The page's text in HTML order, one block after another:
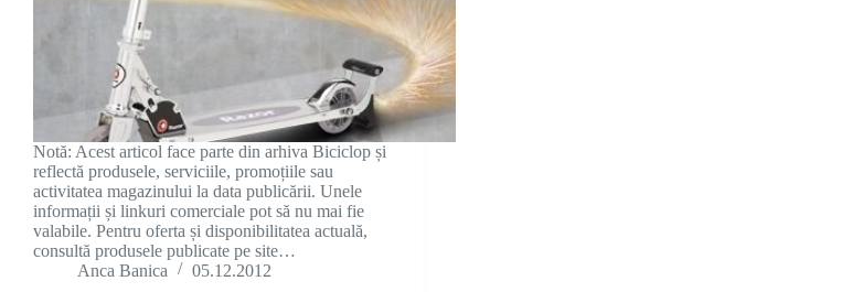
Notă: Acest articol face parte din arhiva Biciclop și
reflectă produsele, serviciile, promoțiile sau
activitatea magazinului la data publicării. Unele
informații și linkuri comerciale pot să nu mai fie
valabile. Pentru oferta și disponibilitatea actuală,
consultă produsele publicate pe site…
Anca Banica
05.12.2012